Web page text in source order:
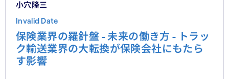
小穴隆三
Invalid Date
保険業界の羅針盤 - 未来の働き方 - トラッ
ク輸送業界の大転換が保険会社にもたら
す影響